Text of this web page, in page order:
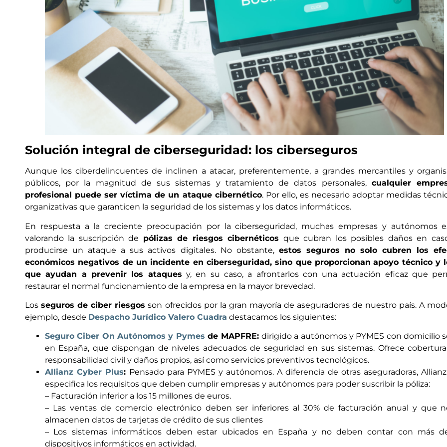
Solución integral de ciberseguridad: los ciberseguros
Aunque los ciberdelincuentes de inclinen a atacar, preferentemente, a grandes mercantiles y
públicos, por la magnitud de sus sistemas y tratamiento de datos personales, cualquier
profesional puede ser víctima de un ataque cibernético. Por ello, es necesario adoptar medidas
organizativas que garanticen la seguridad de los sistemas y los datos informáticos.
En respuesta a la creciente preocupación por la ciberseguridad, muchas empresas y autónomos
valorando la suscripción de pólizas de riesgos cibernéticos que cubran los posibles daños en
producirse un ataque a sus activos digitales. No obstante, estos seguros no solo cubren los
económicos negativos de un incidente en ciberseguridad, sino que proporcionan apoyo técnico y
que ayudan a prevenir los ataques y, en su caso, a afrontarlos con una actuación eficaz que
restaurar el normal funcionamiento de la empresa en la mayor brevedad.
Losseguros de ciber riesgos son ofrecidos por la gran mayoría de aseguradoras de nuestro país. A
ejemplo, desde Despacho Jurídico Valero Cuadra destacamos los siguientes:
Seguro Ciber On Autónomos y Pymes de MAPFRE: dirigido a autónomos y PYMES con domicilio
en España, que dispongan de niveles adecuados de seguridad en sus sistemas. Ofrece
responsabilidad civil y daños propios, así como servicios preventivos tecnológicos.
Allianz Cyber Plus: Pensado para PYMES y autónomos. A diferencia de otras aseguradoras,
especifica los requisitos que deben cumplir empresas y autónomos para poder suscribir la póliza:
– Facturación inferior a los 15 millones de euros.
– Las ventas de comercio electrónico deben ser inferiores al 30% de facturación anual y que
almacenen datos de tarjetas de crédito de sus clientes
– Los sistemas informáticos deben estar ubicados en España y no deben contar con más
dispositivos informáticos en actividad.